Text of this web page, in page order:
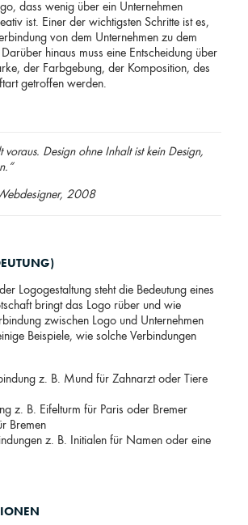
dass wenig über ein Unternehmen
ist. Einer der wichtigsten Schritte ist es,
von dem Unternehmen zu dem
hinaus muss eine Entscheidung über
der Farbgebung, der Komposition, des
getroffen werden.
voraus. Design ohne Inhalt ist kein Design,
2008
Logogestaltung steht die Bedeutung eines
bringt das Logo rüber und wie
zwischen Logo und Unternehmen
Beispiele, wie solche Verbindungen
z. B. Mund für Zahnarzt oder Tiere
z. B. Eifelturm für Paris oder Bremer
Bremen
z. B. Initialen für Namen oder eine